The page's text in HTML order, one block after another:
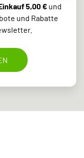
5,00 €und
und Rabatte